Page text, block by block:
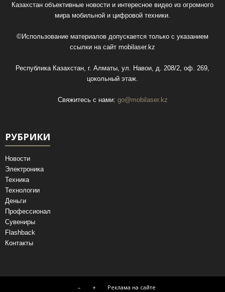
Казахстан объективные новости и интересное видео из огромного
мира мобильной и цифровой техники.
©Использование материалов допускается только с указанием
ссылки на сайт mobilaser.kz
Республика Казахстан, г. Алматы, ул. Навои, д. 208/2, оф. 269,
цокольный этаж.
Свяжитесь с нами: go@mobilaser.kz
РУБРИКИ
Новости
Электроника
Техника
Технологии
Деньги
Профессионал
Сувениры
Flashback
Контакты
– + Реклама на сайте